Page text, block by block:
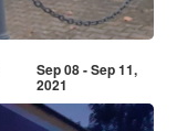
Sep 08 - Sep 11,
2021